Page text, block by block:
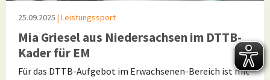
25.09.2025 | Leistungssport
Mia Griesel aus Niedersachsen im DTTB-
Kader für EM
Für das DTTB-Aufgebot im Erwachsenen-Bereich ist mit